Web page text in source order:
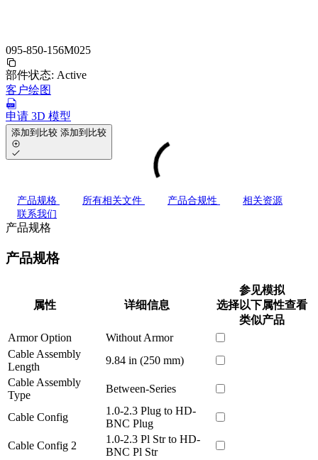
095-850-156M025
部件状态: Active
客户绘图
申请 3D 模型
添加到比较 添加到比较
产品规格 所有相关文件 产品合规性
相关资源
联系我们
产品规格
产品规格
属性 详细信息
参见模拟
选择以下属性查看
类似产品
Armor Option
Without Armor
Cable Assembly
Length
9.84 in (250 mm)
Cable Assembly
Type
Between-Series
Cable Config
1.0-2.3 Plug to HD-
BNC Plug
Cable Config 2
1.0-2.3 Pl Str to HD-
BNC Pl Str